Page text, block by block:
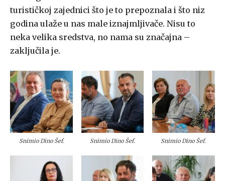
turističkoj zajednici što je to prepoznala i što niz
godina ulaže u nas male iznajmljivače. Nisu to
neka velika sredstva, no nama su značajna –
zaključila je.
Snimio Dino Šef. Snimio Dino Šef. Snimio Dino Šef.